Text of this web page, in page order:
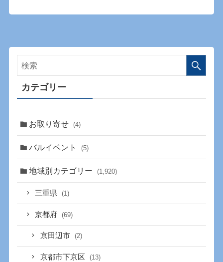
カテゴリー
お取り寄せ (4)
バルイベント (5)
地域別カテゴリー (1,920)
三重県 (1)
京都府 (69)
京田辺市 (2)
京都市下京区 (13)